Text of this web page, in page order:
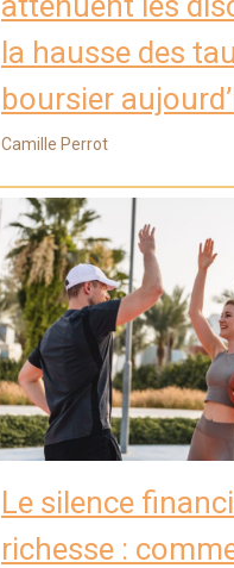
la hausse des
boursier
Camille Perrot
Le silence
richesse :